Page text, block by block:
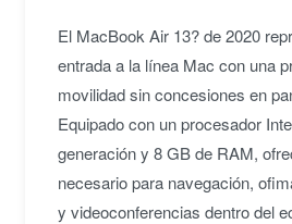
El MacBook Air 13? de 2020
entrada a la línea Mac con una
movilidad sin concesiones en
Equipado con un procesador
generación y 8 GB de RAM,
necesario para navegación,
y videoconferencias dentro del